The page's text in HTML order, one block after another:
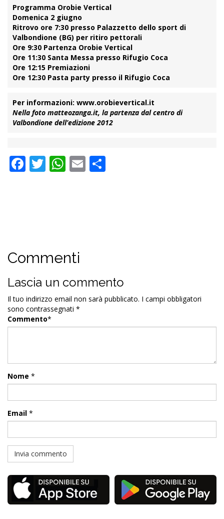
Programma Orobie Vertical
Domenica 2 giugno
Ritrovo ore 7:30 presso Palazzetto dello sport di
Valbondione (BG) per ritiro pettorali
Ore 9:30 Partenza Orobie Vertical
Ore 11:30 Santa Messa presso Rifugio Coca
Ore 12:15 Premiazioni
Ore 12:30 Pasta party presso il Rifugio Coca
Per informazioni: www.orobievertical.it
Nella foto matteozanga.it, la partenza dal centro di
Valbondione dell’edizione 2012
Facebook
Twitter
WhatsApp
Email
Commenti
Lascia un commento
Il tuo indirizzo email non sarà pubblicato. I campi obbligatori
sono contrassegnati *
Commento*
Nome *
Email *